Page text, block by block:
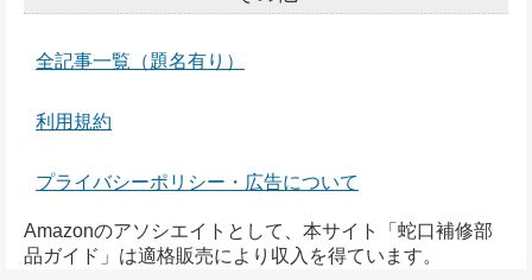
全記事一覧（題名有り）
利用規約
プライバシーポリシー・広告について
Amazonのアソシエイトとして、本サイト「蛇口補修部
品ガイド」は適格販売により収入を得ています。